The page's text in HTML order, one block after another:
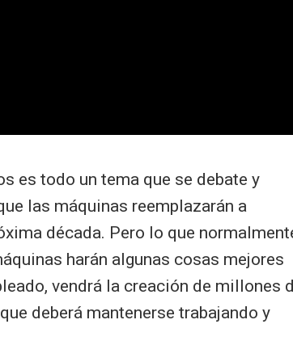
es todo un tema que se debate y
las máquinas reemplazarán a
década. Pero lo que
harán algunas cosas mejores
vendrá la creación de millones
deberá mantenerse trabajando y